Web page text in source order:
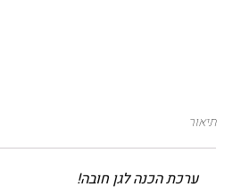
תיאור
ערכת הכנה לגן חובה!